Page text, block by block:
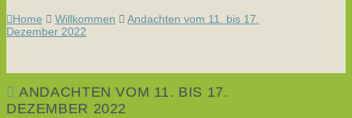
Home Willkommen
Andachten vom 11. bis 17.
Dezember 2022
ANDACHTEN VOM 11. BIS 17.
DEZEMBER 2022